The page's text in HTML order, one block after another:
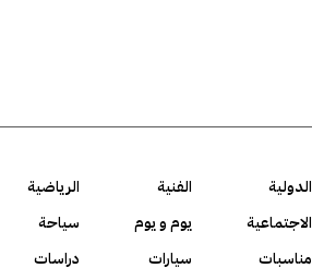
الدولية الفنية
الرياضية
الاجتماعية يوم و يوم
سياحة
مناسبات سيارات دراسات